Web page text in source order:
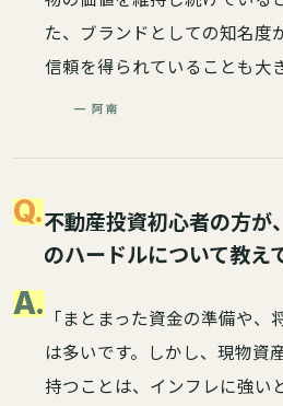
た、ブランドとしての知名度
信頼を得られていることも大
— 阿南
Q.不動産投資初心者の方が
のハードルについて教え
A.「まとまった資金の準備や、
は多いです。しかし、現物資
持つことは、インフレに強い